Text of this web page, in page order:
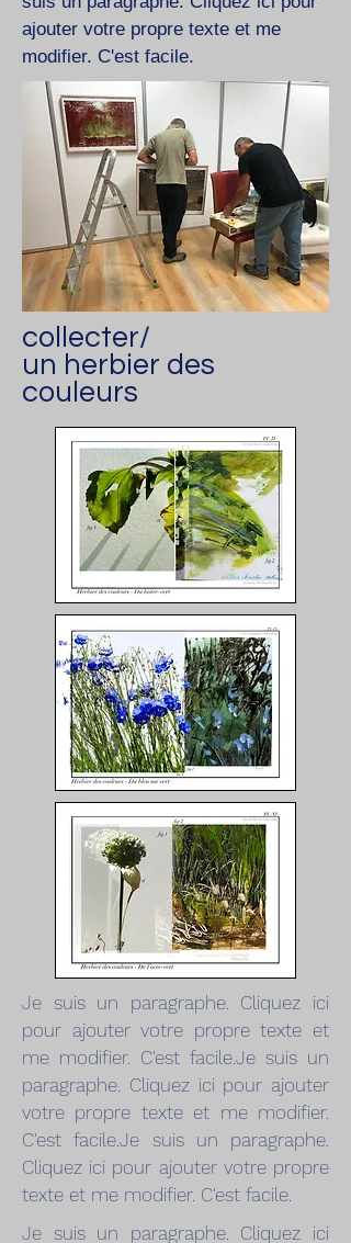
ajouter votre propre texte et me
modifier. C'est facile.
collecter/
un herbier des
couleurs
Je suis un paragraphe. Cliquez ici
pour ajouter votre propre texte et
me modifier. C'est facile.Je suis un
paragraphe. Cliquez ici pour ajouter
votre propre texte et me modifier.
C'est facile.Je suis un paragraphe.
Cliquez ici pour ajouter votre propre
texte et me modifier. C'est facile.
Je suis un paragraphe. Cliquez ici